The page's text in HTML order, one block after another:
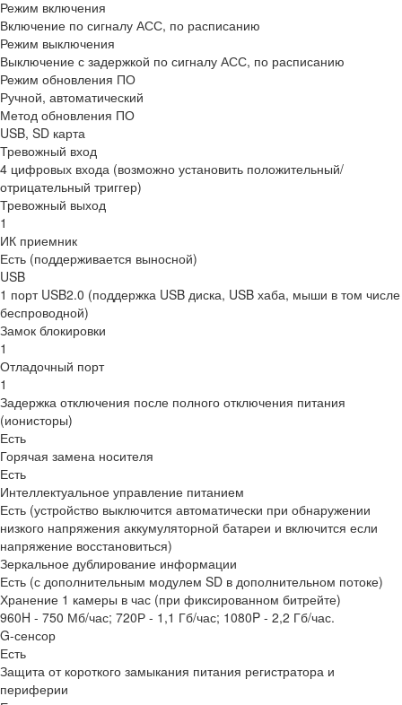
Режим включения
Включение по сигналу АСС, по расписанию
Режим выключения
Выключение с задержкой по сигналу АСС, по расписанию
Режим обновления ПО
Ручной, автоматический
Метод обновления ПО
USB, SD карта
Тревожный вход
4 цифровых входа (возможно установить положительный/
отрицательный триггер)
Тревожный выход
1
ИК приемник
Есть (поддерживается выносной)
USB
1 порт USB2.0 (поддержка USB диска, USB хаба, мыши в том числе
беспроводной)
Замок блокировки
1
Отладочный порт
1
Задержка отключения после полного отключения питания
(ионисторы)
Есть
Горячая замена носителя
Есть
Интеллектуальное управление питанием
Есть (устройство выключится автоматически при обнаружении
низкого напряжения аккумуляторной батареи и включится если
напряжение восстановиться)
Зеркальное дублирование информации
Есть (с дополнительным модулем SD в дополнительном потоке)
Хранение 1 камеры в час (при фиксированном битрейте)
960H - 750 Мб/час; 720Р - 1,1 Гб/час; 1080P - 2,2 Гб/час.
G-сенсор
Есть
Защита от короткого замыкания питания регистратора и
периферии